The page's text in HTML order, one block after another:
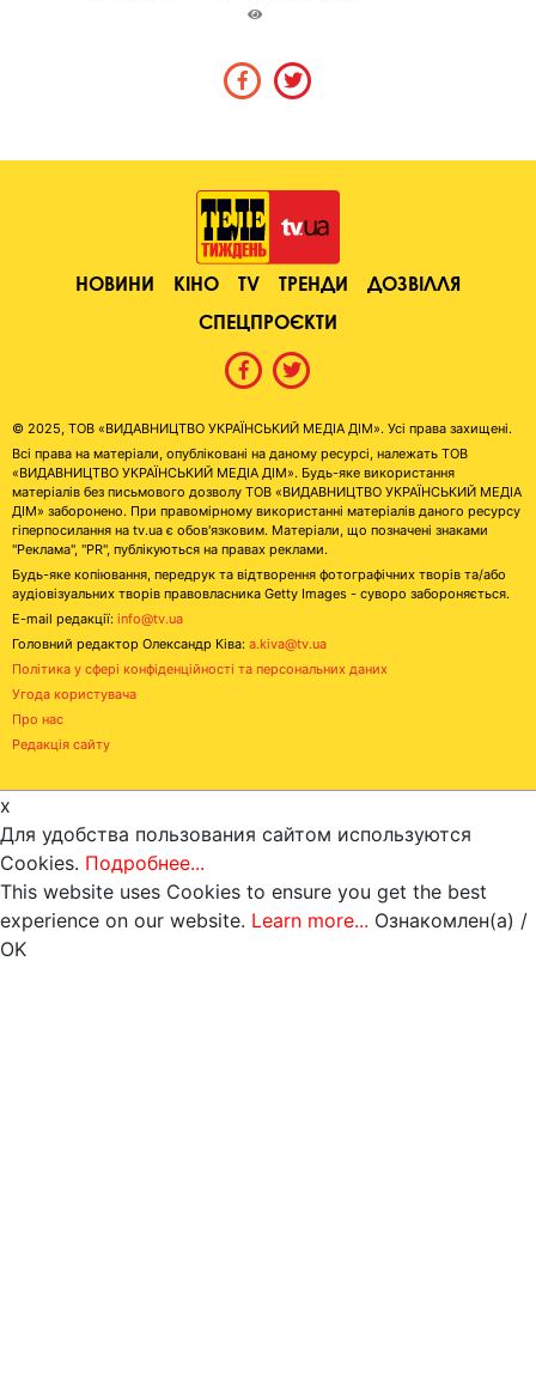
НОВИНИ КІНО TV ТРЕНДИ
ДОЗВІЛЛЯ
СПЕЦПРОЄКТИ
© 2025, ТОВ «ВИДАВНИЦТВО УКРАЇНСЬКИЙ МЕДІА ДІМ». Усі права захищені.
Всі права на матеріали, опубліковані на даному ресурсі, належать ТОВ
«ВИДАВНИЦТВО УКРАЇНСЬКИЙ МЕДІА ДІМ». Будь-яке використання
матеріалів без письмового дозволу ТОВ «ВИДАВНИЦТВО УКРАЇНСЬКИЙ МЕДІА
ДІМ» заборонено. При правомірному використанні матеріалів даного ресурсу
гіперпосилання на tv.ua є обов'язковим. Матеріали, що позначені знаками
"Реклама", "PR", публікуються на правах реклами.
Будь-яке копіювання, передрук та відтворення фотографічних творів та/або
аудіовізуальних творів правовласника Getty Images - суворо забороняється.
E-mail редакції: info@tv.ua
Головний редактор Олександр Ківа: a.kiva@tv.ua
Політика у сфері конфіденційності та персональних даних
Угода користувача
Про нас
Редакція сайту
x
Для удобства пользования сайтом используются
Cookies. Подробнее...
This website uses Cookies to ensure you get the best
experience on our website. Learn more... Ознакомлен(а) /
OK